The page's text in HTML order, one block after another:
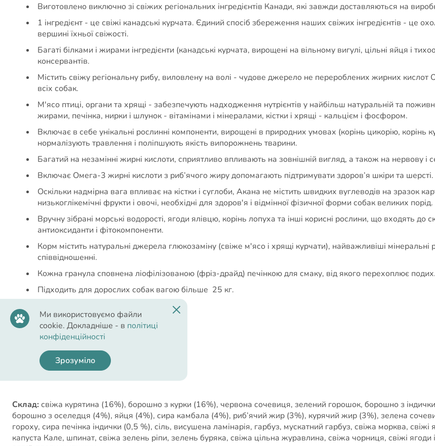
Виготовлено виключно зі свіжих регіональних інгредієнтів Канади, які завжди доставляються на
1 інгредієнт - це свіжі канадські курчата. Єдиний спосіб збереження наших свіжих інгредієнтів - це
вершині їхньої свіжості.
Багаті білками і жирами інгредієнти (канадські курчата, вирощені на вільному вигулі, цільні яйця і
консервантів.
Містить свіжу регіональну рибу, виловлену на волі - чудове джерело не перероблених жирних
всіх собак.
М'ясо птиці, органи та хрящі - забезпечують надходження нутрієнтів у найбільш натуральній та
жирами, печінка, нирки і шлунок - вітамінами і мінералами, кістки і хрящі - кальцієм і фосфором.
Включає в себе унікальні рослинні компоненти, вирощені в природних умовах (корінь цикорію, корінь
нормалізують травлення і поліпшують якість випорожнень тварини.
Багатий на незамінні жирні кислоти, сприятливо впливають на зовнішній вигляд, а також на нервову
Включає Омега-3 жирні кислоти з риб’ячого жиру допомагають підтримувати здоров’я шкіри та шерсті.
Оскільки надмірна вага впливає на кістки і суглоби, Акана не містить швидких вуглеводів на зразок
низькоглікемічні фрукти і овочі, необхідні для здоров'я і відмінної фізичної форми собак великих порід.
Вручну зібрані морські водорості, ягоди ялівцю, корінь лопуха та інші корисні рослини, що входять до
антиоксиданти і фітокомпоненти.
Корм містить натуральні джерела глюкозаміну (свіже м'ясо і хрящі курчати), найважливіші
співвідношенні.
Кожна гранула сповнена ліофілізованою (фріз-драйд) печінкою для смаку, від якого перехоплює подих.
Підходить для дорослих собак вагою більше 25 кг.
Cклад
Склад: свіжа курятина (16%), борошно з курки (16%), червона сочевиця, зелений горошок, борошно з
борошно з оселедця (4%), яйця (4%), сира камбала (4%), риб’ячий жир (3%), курячий жир (3%), зелена
гороху, сира печінка індички (0,5 %), сіль, висушена ламінарія, гарбуз, мускатний гарбуз, свіжа морква, свіжі
капуста Кале, шпинат, свіжа зелень ріпи, зелень буряка, свіжа цільна журавлина, свіжа чорниця, свіжі
Ми використовуємо файли
cookie. Докладніше - в політиці
конфіденційності
Зрозуміло